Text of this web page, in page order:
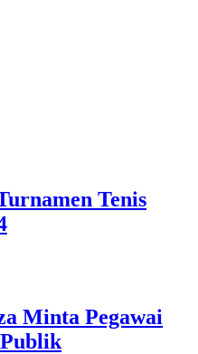
Tenis
Minta Pegawai